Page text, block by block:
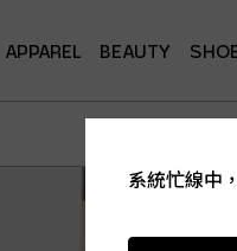
APPAREL BEAUTY
系統忙線中
系統忙線中
系統忙線中
系統忙線中
系統忙線中